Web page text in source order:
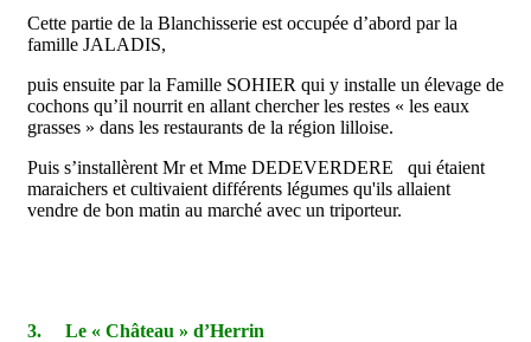
Cette partie de la Blanchisserie est occupée d’abord par la
famille JALADIS,
puis ensuite par la Famille SOHIER qui y installe un élevage de
cochons qu’il nourrit en allant chercher les restes « les eaux
grasses » dans les restaurants de la région lilloise.
Puis s’installèrent Mr et Mme DEDEVERDERE qui étaient
maraichers et cultivaient différents légumes qu'ils allaient
vendre de bon matin au marché avec un triporteur.
3. Le « Château » d’Herrin